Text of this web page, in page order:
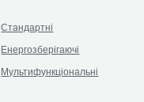
Стандартні
Енергозберігаючі
Мультифункціональні